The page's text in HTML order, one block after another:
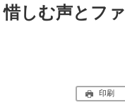
しむ声とファ
印刷